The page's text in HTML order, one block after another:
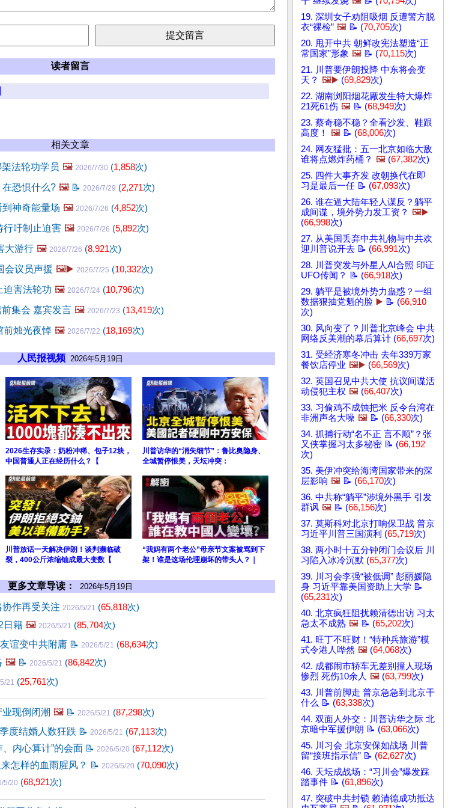
读者留言
相关文章
法轮功学员 🖼️ 2026/7/30 (1,858次)
恐惧什么? 🖼️ 📝 2026/7/29 (2,271次)
神奇能量场 🖼️ 2026/7/26 (4,852次)
行吁制止迫害 🖼️ 2026/7/26 (5,892次)
大游行 🖼️ 2026/7/26 (8,921次)
会议员声援 🖼️▶️ 2026/7/25 (10,332次)
迫害法轮功 🖼️ 2026/7/24 (10,796次)
集会 嘉宾发言 🖼️ 2026/7/23 (13,419次)
前烛光夜悼 🖼️ 2026/7/22 (18,169次)
人民报视频 2026年5月19日
2026生存实录：奶粉冲稀、包子12块，
中国普通人正在经历什么？【
川普访华的“消失细节”：鲁比奥隐身、
全城暂停恨美，天坛冲突：
川普放话一天解决伊朗！谈判濒临破
裂，400公斤浓缩铀成最大变数【
“我妈有两个老公”母亲节文案被骂到下
架！谁是这场伦理崩坏的带头人？｜
更多文章导读： 2026年5月19日
作再受关注 2026/5/21 (65,818次)
日籍 🖼️ 2026/5/21 (85,704次)
谊变中共附庸 📝 2026/5/21 (68,634次)
🖼️ 📝 2026/5/21 (86,842次)
21 (25,761次)
现倒闭潮 🖼️ 📝 2026/5/21 (87,298次)
度结婚人数狂跌 📝 2026/5/21 (67,113次)
内心算计”的会面 📝 2026/5/20 (67,112次)
怎样的血雨腥风？ 📝 2026/5/20 (70,090次)
5/20 (68,921次)
19. 深圳女子劝阻吸烟 反遭警方脱
衣“裸检” 🖼️ 📝 (70,705次)
20. 甩开中共 朝鲜改宪法塑造“正
常国家”形象 🖼️ 📝 (70,115次)
21. 川普要伊朗投降 中东将会变
天？ 🖼️▶️ (69,829次)
22. 湖南浏阳烟花厰发生特大爆炸
21死61伤 🖼️ 📝 (68,949次)
23. 蔡奇稳不稳？全看沙发、鞋跟
高度！
🖼️ 📝 (68,006次)
24. 网友猛批：五一北京如临大敌
谁将点燃炸药桶？ 🖼️ (67,382次)
25. 四件大事齐发 改朝换代在即
习是最后一任 📝 (67,093次)
26. 谁在逼大陆年轻人谋反？躺平
成间谍，境外势力发工资？ 🖼️▶️
(66,998次)
27. 从美国丢弃中共礼物与中共欢
迎川普说开去 📝 (66,991次)
28. 川普突发与外星人AI合照 印证
UFO传闻？ 📝 (66,918次)
29. 躺平是被境外势力蛊惑？一组
数据狠抽党魁的脸 ▶️ 📝 (66,910
次)
30. 风向变了？川普北京峰会 中共
网络反美潮的幕后算计 (66,697次)
31. 受经济寒冬冲击 去年339万家
餐饮店停业 🖼️▶️ (66,569次)
32. 英国召见中共大使 抗议间谍活
动侵犯主权 🖼️ (66,407次)
33. 习偷鸡不成蚀把米 反令台湾在
非洲声名大噪 🖼️ 📝 (66,330次)
34. 抓捕行动“名不正 言不顺”？张
又侠掌握习太多秘密 📝 (66,192
次)
35. 美伊冲突给海湾国家带来的深
层影响 🖼️ 📝 (66,170次)
36. 中共称“躺平”涉境外黑手 引发
群讽 🖼️ 📝 (66,156次)
37. 莫斯科对北京打响保卫战 普京
习近平川普三国演利 (65,719次)
38. 两小时十五分钟闭门会议后 川
习陷入冰冷沉默 (65,377次)
39. 川习会李强“被低调” 彭丽媛隐
身 习近平靠美国资助上大学 📝
(65,231次)
40. 北京疯狂阻扰赖清德出访 习太
急太不成熟 🖼️ 📝 (65,202次)
41. 旺丁不旺财！“特种兵旅游”模
式令港人哗然 🖼️ (64,068次)
42. 成都闹市轿车无差别撞人现场
惨烈 死伤10余人 🖼️ (63,799次)
43. 川普前脚走 普京急急到北京干
什么 📝 (63,338次)
44. 双面人外交：川普访华之际 北
京暗中军援伊朗 📝 (63,066次)
45. 川习会 北京安保如战场 川普
留“接班指示信” 📝 (62,627次)
46. 天坛成战场：“习川会”爆发踩
踏事件 📝 (61,896次)
47. 突破中共封锁 赖清德成功抵达